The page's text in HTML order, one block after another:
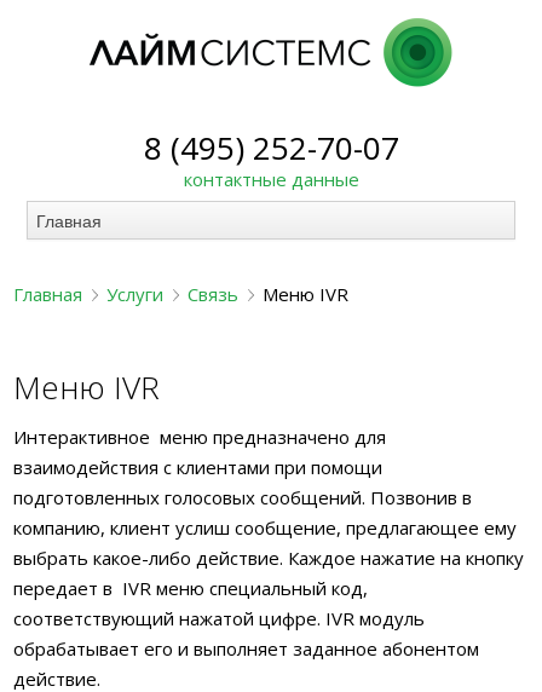
8 (495) 252-70-07
контактные данные
Главная Услуги Связь Меню IVR
Меню IVR
Интерактивное меню предназначено для
взаимодействия с клиентами при помощи
подготовленных голосовых сообщений. Позвонив в
компанию, клиент услиш сообщение, предлагающее ему
выбрать какое-либо действие. Каждое нажатие на кнопку
передает в IVR меню специальный код,
соответствующий нажатой цифре. IVR модуль
обрабатывает его и выполняет заданное абонентом
действие.